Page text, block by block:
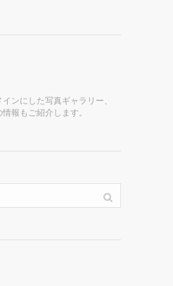
ンにした写真ギャラリー、
報もご紹介します。